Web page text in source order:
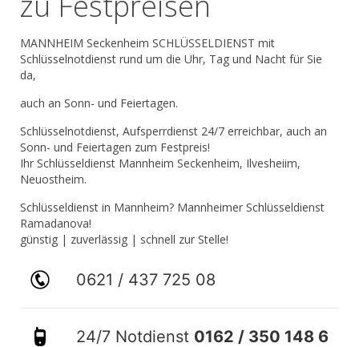
MANNHEIM Seckenheim SCHLÜSSELDIENST mit
Schlüsselnotdienst rund um die Uhr, Tag und Nacht für Sie
da,
auch an Sonn- und Feiertagen.
Schlüsselnotdienst, Aufsperrdienst 24/7 erreichbar, auch an
Sonn- und Feiertagen zum Festpreis!
Ihr Schlüsseldienst Mannheim Seckenheim, Ilvesheiim,
Neuostheim.
Schlüsseldienst in Mannheim? Mannheimer Schlüsseldienst
Ramadanova!
günstig | zuverlässig | schnell zur Stelle!
0621 / 437 725 08
24/7 Notdienst 0162 / 350 148 6